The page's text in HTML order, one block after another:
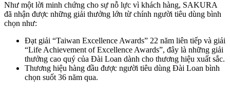
Như một lời minh chứng cho sự nỗ lực vì khách hàng, SAKURA
đã nhận được những giải thưởng lớn từ chính người tiêu dùng bình
chọn như:
Đạt giải “Taiwan Excellence Awards” 22 năm liên tiếp và giải
“Life Achievement of Excellence Awards”, đây là những giải
thưởng cao quý của Đài Loan dành cho thương hiệu xuất sắc.
Thương hiệu hàng đầu được người tiêu dùng Đài Loan bình
chọn suốt 36 năm qua.